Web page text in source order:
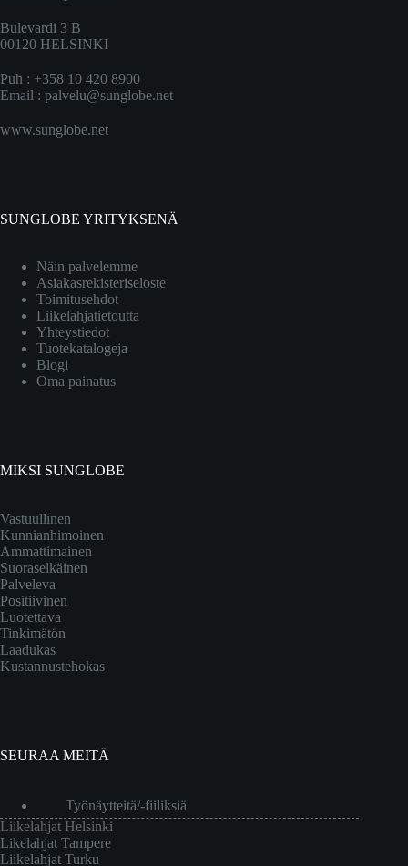
Bulevardi 3 B
00120 HELSINKI
Puh : +358 10 420 8900
Email : palvelu@sunglobe.net
www.sunglobe.net
SUNGLOBE YRITYKSENÄ
Näin palvelemme
Asiakasrekisteriseloste
Toimitusehdot
Liikelahjatietoutta
Yhteystiedot
Tuotekatalogeja
Blogi
Oma painatus
MIKSI SUNGLOBE
Vastuullinen
Kunnianhimoinen
Ammattimainen
Suoraselkäinen
Palveleva
Positiivinen
Luotettava
Tinkimätön
Laadukas
Kustannustehokas
SEURAA MEITÄ
Työnäytteitä/-fiiliksiä
Liikelahjat Helsinki
Likelahjat Tampere
Liikelahjat Turku